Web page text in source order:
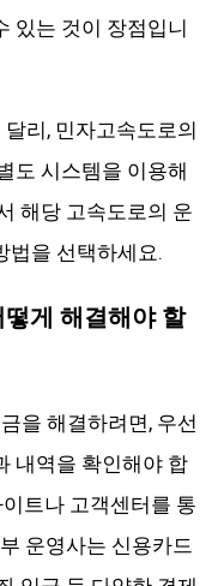
있는 것이 장점입니
리, 민자고속도로의
도 시스템을 이용해
해당 고속도로의 운
법을 선택하세요.
게 해결해야 할
을 해결하려면, 우선
내역을 확인해야 합
트나 고객센터를 통
운영사는 신용카드